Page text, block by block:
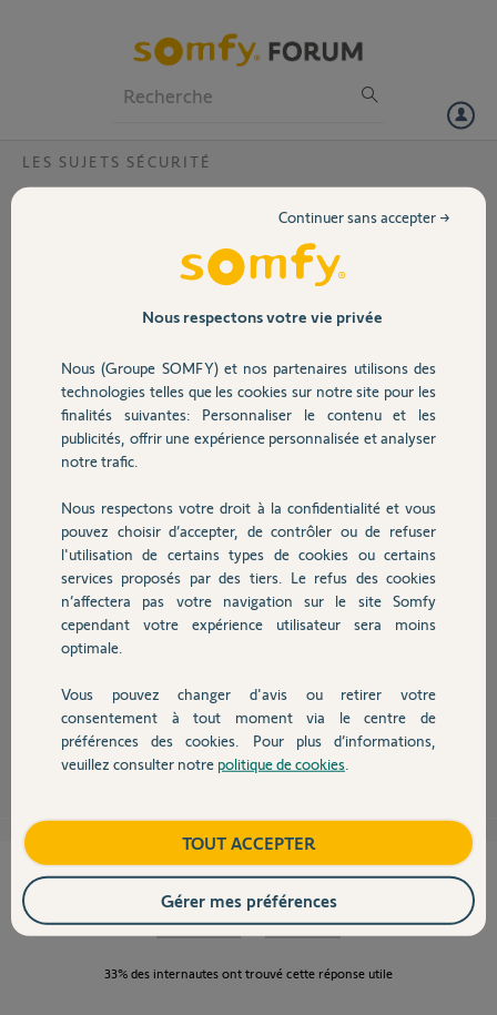
Volet
Sécurité
Domotique
Chauffage
Autres produits
Devis avec un pro
Contact
LES SUJETS SÉCURITÉ
Désactiver l'alarme sans le link
Suite au bug se somfy j'ai essaye de réinitialiser mon link depuis
Impossible de désactiver mon alarme qui est sur mode nuitdu coup
plus de liaison avec le link impossible de se reconnecter en Wifi.A
chaque tentative le système me demande de désactiver l'alarme ???
quelle est la procédure à suivre pour remédier à ce problème.
joel D.
il y a environ 9 ans
Bonjour Joël,
Votre Link a été désarmé par nos équipes.
Je vous invite à vous reconnecter sur l'application Somfy Protect et
tester le comportement de votre alarme. Il se peut que vous soyez obligé
de redémarrer votre Link. Pour cela, suivez les procédures ci-dessous :
Bonne journée !
Halima M. il y a environ 9 ans
Cette réponse vous a-t-elle aidé ?
NON OUI
33% des internautes ont trouvé cette réponse utile
Nous respectons votre vie privée
Nous (Groupe SOMFY) et nos partenaires utilisons des
technologies telles que les cookies sur notre site pour les
finalités suivantes: Personnaliser le contenu et les
publicités, offrir une expérience personnalisée et analyser
notre trafic.
Nous respectons votre droit à la confidentialité et vous
pouvez choisir d’accepter, de contrôler ou de refuser
l'utilisation de certains types de cookies ou certains
services proposés par des tiers. Le refus des cookies
n’affectera pas votre navigation sur le site Somfy
cependant votre expérience utilisateur sera moins
optimale.
Vous pouvez changer d'avis ou retirer votre
consentement à tout moment via le centre de
préférences des cookies. Pour plus d’informations,
veuillez consulter notre politique de cookies
Continuer sans accepter →
TOUT ACCEPTER
Gérer mes préférences